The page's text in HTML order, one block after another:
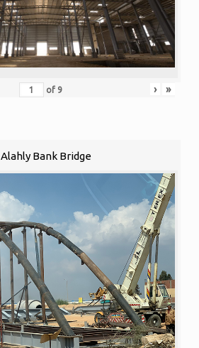
of 9 › »
Alahly Bank Bridge